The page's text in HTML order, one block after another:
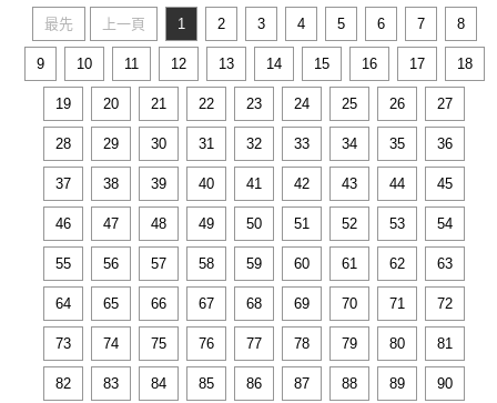
最先 上一頁 1 2 3 4 5 6 7 8
9 10 11 12 13 14 15 16 17 18
19 20 21 22 23 24 25 26 27
28 29 30 31 32 33 34 35 36
37 38 39 40 41 42 43 44 45
46 47 48 49 50 51 52 53 54
55 56 57 58 59 60 61 62 63
64 65 66 67 68 69 70 71 72
73 74 75 76 77 78 79 80 81
82 83 84 85 86 87 88 89 90